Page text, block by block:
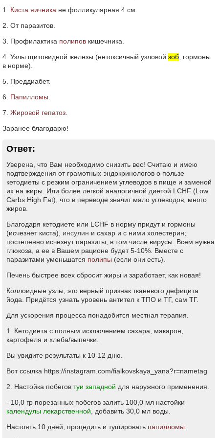
1. Киста яичника не фолликулярная 4 см.
2. От паразитов.
3. Профилактика полипов кишечника.
4. Узлы щитовидной железы (нетоксичный узловой зоб , гормоны
в норме).
5. Преддиабет.
6. Папилломы
7. Жировой гепатоз
Заранее благодарю!
Ответ:
Уверена, что Вам необходимо снизить вес! Считаю и имею
подтверждения от грамотных эндокринологов о пользе
кетодиеты с резким ограничением углеводов в пище и заменой
их на жиры. Или более легкой аналогичной диетой LCHF (Low
Carbs High Fat), что в переводе значит мало углеводов, много
жиров.
Благодаря кетодиете или LCHF в норму придут и гормоны
(исчезнет киста), инсулин и сахар и с ними холестерин;
постепенно исчезнут паразиты, в том числе вирусы. Всем нужна
глюкоза, а ее в Вашем рационе будет 5-10%. Вместе с
паразитами уменьшатся полипы (если они есть).
Печень быстрее всех сбросит жиры и заработает, как новая!
Коллоидные узлы, это верный признак тканевого дефицита
йода. Придётся узнать уровень антител к ТПО и ТГ, сам ТГ.
Для ускорения процесса понадобится местная терапия.
1. Кетодиета с полным исключением сахара, макарон,
картофеля и хлеба/выпечки.
Вы увидите результаты к 10-12 дню.
Вот ссылка https://instagram.com/fialkovskaya_yana?r=nametag
2. Настойка побегов туи западной для наружного применения.
- 10,0 гр порезанных побегов залить 100,0 мл настойки
календулы лекарственной , добавить 30,0 мл воды.
Настоять 10 дней, процедить и тушировать папилломы